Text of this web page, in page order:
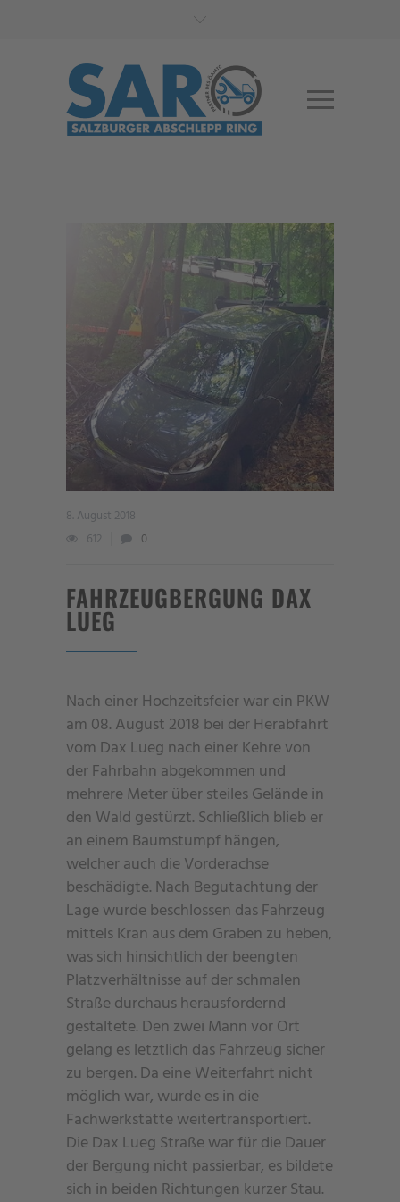
8. August 2018
612
0
FAHRZEUGBERGUNG DAX
LUEG
Nach einer Hochzeitsfeier war ein PKW
am 08. August 2018 bei der Herabfahrt
vom Dax Lueg nach einer Kehre von
der Fahrbahn abgekommen und
mehrere Meter über steiles Gelände in
den Wald gestürzt. Schließlich blieb er
an einem Baumstumpf hängen,
welcher auch die Vorderachse
beschädigte. Nach Begutachtung der
Lage wurde beschlossen das Fahrzeug
mittels Kran aus dem Graben zu heben,
was sich hinsichtlich der beengten
Platzverhältnisse auf der schmalen
Straße durchaus herausfordernd
gestaltete. Den zwei Mann vor Ort
gelang es letztlich das Fahrzeug sicher
zu bergen. Da eine Weiterfahrt nicht
möglich war, wurde es in die
Fachwerkstätte weitertransportiert.
Die Dax Lueg Straße war für die Dauer
der Bergung nicht passierbar, es bildete
sich in beiden Richtungen kurzer Stau.